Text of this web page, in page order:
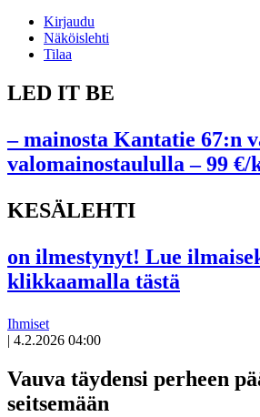
Kirjaudu
Näköislehti
Tilaa
LED IT BE
– mainosta Kantatie 67:n
valomainostaululla – 99 €/
KESÄLEHTI
on ilmestynyt! Lue
klikkaamalla tästä
Ihmiset
| 4.2.2026 04:00
Vauva täydensi perheen
seitsemään